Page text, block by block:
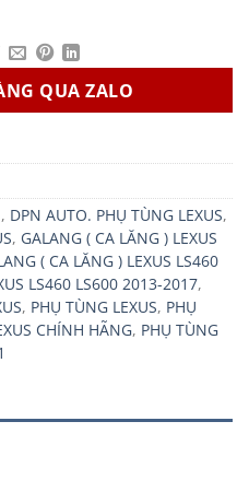
QUA ZALO
, DPN AUTO. PHỤ TÙNG LEXUS,
, GALANG ( CA LĂNG ) LEXUS
( CA LĂNG ) LEXUS LS460
LS460 LS600 2013-2017,
, PHỤ TÙNG LEXUS, PHỤ
CHÍNH HÃNG, PHỤ TÙNG